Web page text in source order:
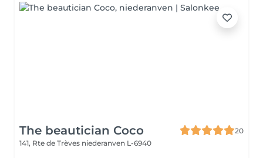
The beautician Coco
20
141, Rte de Trèves niederanven L-6940